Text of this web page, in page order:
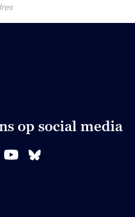
op social media